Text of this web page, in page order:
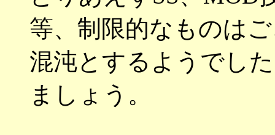
等、制限的なものは
混沌とするようでし
ましょう。